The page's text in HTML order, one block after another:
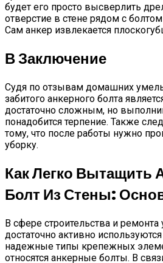
будет его просто высверлить
отверстие в стене рядом с
Сам анкер извлекается
В Заключение
Судя по отзывам домашних
забитого анкерного болта
достаточно сложным, но
понадобится терпение. Также
тому, что после работы нужно
уборку.
Как Легко Вытащить
Болт Из Стены:
В сфере строительства и
достаточно активно
надежные типы крепежных
относятся анкерные болты. В